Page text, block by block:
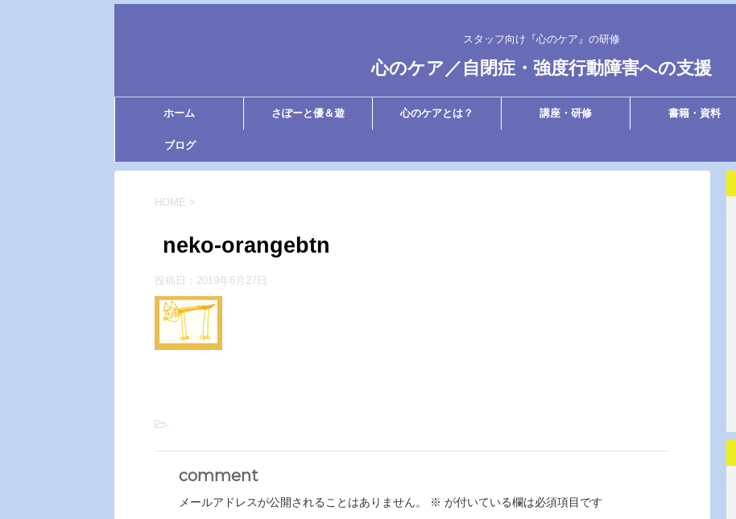
スタッフ向け『心のケア』の研修
心のケア／自閉症・強度行動障害への支援
ホーム さぽーと優＆遊 心のケアとは？ 講座・研修 書籍・資料
ブログ
HOME >
neko-orangebtn
投稿日： 2019年6月27日
-
comment
メールアドレスが公開されることはありません。 ※ が付いている欄は必須項目です